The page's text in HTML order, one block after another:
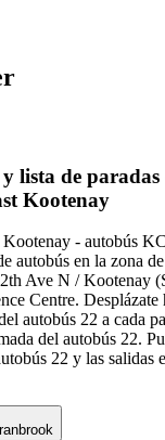
lista de
Kootenay
- autobús
autobús en la zona
Ave N / Kootenay
Centre. Desplázate
autobús 22 a cada
del autobús 22.
22 y las salidas